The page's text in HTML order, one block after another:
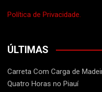
Política de Privacidade.
ÚLTIMAS
Carreta Com Carga de
Quatro Horas no Piauí